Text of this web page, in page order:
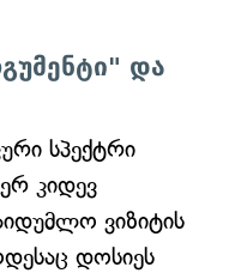
და
სპექტრი
კიდევ
ვიზიტის
დოსიეს